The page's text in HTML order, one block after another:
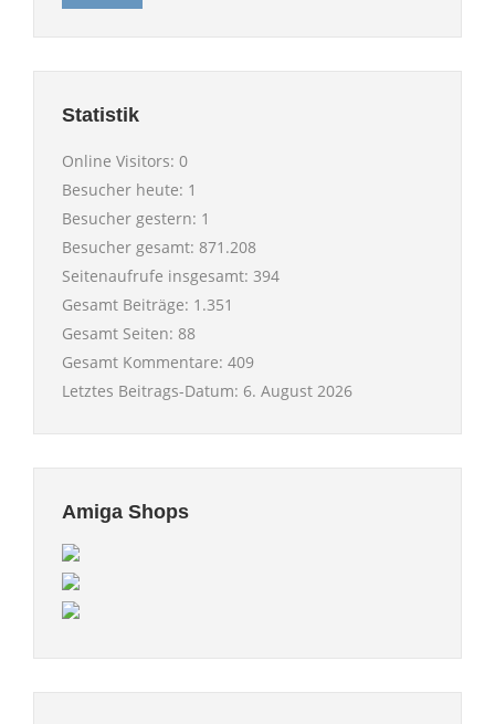
Statistik
Online Visitors: 0
Besucher heute: 1
Besucher gestern: 1
Besucher gesamt: 871.208
Seitenaufrufe insgesamt: 394
Gesamt Beiträge: 1.351
Gesamt Seiten: 88
Gesamt Kommentare: 409
Letztes Beitrags-Datum: 6. August 2026
Amiga Shops